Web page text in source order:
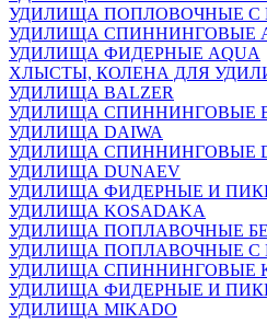
УДИЛИЩА ПОПЛОВОЧНЫЕ С
УДИЛИЩА СПИННИНГОВЫЕ
УДИЛИЩА ФИДЕРНЫЕ AQUA
ХЛЫСТЫ, КОЛЕНА ДЛЯ
УДИЛИЩА BALZER
УДИЛИЩА СПИННИНГОВЫЕ
УДИЛИЩА DAIWA
УДИЛИЩА СПИННИНГОВЫЕ
УДИЛИЩА DUNAEV
УДИЛИЩА ФИДЕРНЫЕ И
УДИЛИЩА KOSADAKA
УДИЛИЩА ПОПЛАВОЧНЫЕ
УДИЛИЩА ПОПЛАВОЧНЫЕ С
УДИЛИЩА СПИННИНГОВЫЕ
УДИЛИЩА ФИДЕРНЫЕ И
УДИЛИЩА MIKADO